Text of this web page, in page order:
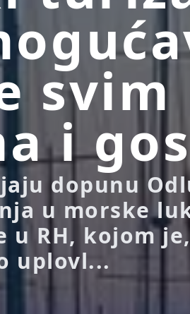
svim
i
dopunu
u morske
RH, kojom
uplovl...